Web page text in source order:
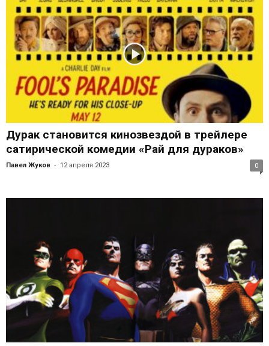
Дурак становится кинозвездой в трейлере
сатирической комедии «Рай для дураков»
Павел Жуков - 12 апреля 2023 0